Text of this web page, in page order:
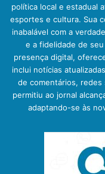
política local e estadual
esportes e cultura. Sua
inabalável com a
e a fidelidade de
presença digital,
inclui notícias
de comentários, redes
permitiu ao jornal
adaptando-se às